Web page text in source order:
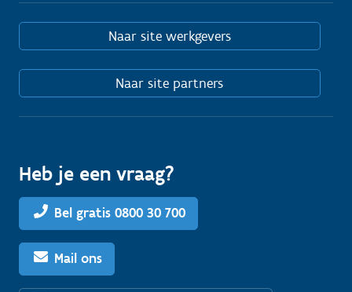
Naar site werkgevers
Naar site partners
Heb je een vraag?
Bel gratis 0800 30 700
Mail ons